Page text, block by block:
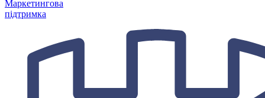
Маркетингова
підтримка